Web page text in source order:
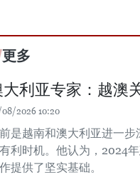
更多
大利亚专家：越澳
2026 10:20
是越南和澳大利亚进一
利时机。他认为，2024
提供了坚实基础。